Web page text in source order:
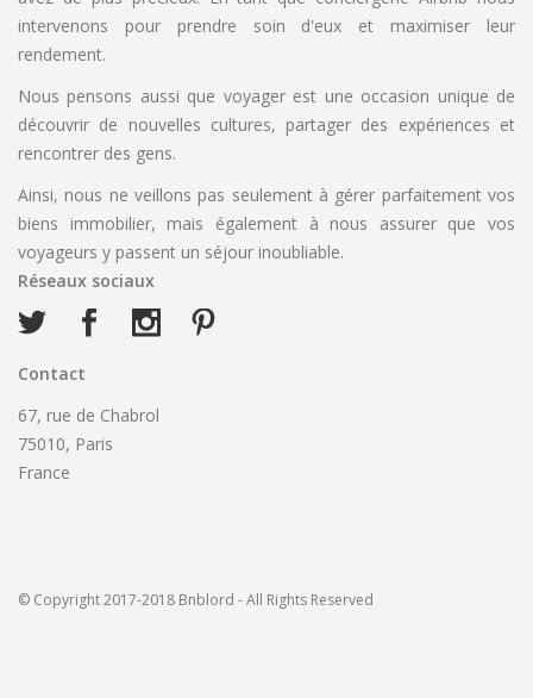
intervenons pour prendre soin d'eux et maximiser leur
rendement.
Nous pensons aussi que voyager est une occasion unique de
découvrir de nouvelles cultures, partager des expériences et
rencontrer des gens.
Ainsi, nous ne veillons pas seulement à gérer parfaitement vos
biens immobilier, mais également à nous assurer que vos
voyageurs y passent un séjour inoubliable.
Réseaux sociaux
Contact
67, rue de Chabrol
75010, Paris
France
© Copyright 2017-2018 Bnblord - All Rights Reserved